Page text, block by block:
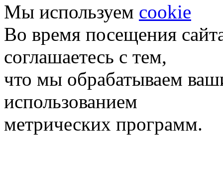
Мы используем cookie
Во время посещения
соглашаетесь с тем,
что мы обрабатываем
использованием
метрических программ.